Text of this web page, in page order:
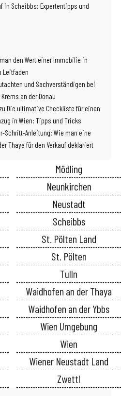
in Scheibbs: Expertentipps und
den Wert einer Immobilie in
Leitfaden
und Sachverständigen bei
an der Donau
zu Die ultimative Checkliste für einen
in Wien: Tipps und Tricks
Schritt-Anleitung: Wie man eine
Thaya für den Verkauf deklariert
Mödling
Neunkirchen
Neustadt
Scheibbs
St. Pölten Land
St. Pölten
Tulln
Waidhofen an der Thaya
Waidhofen an der Ybbs
Wien Umgebung
Wien
Wiener Neustadt Land
Zwettl